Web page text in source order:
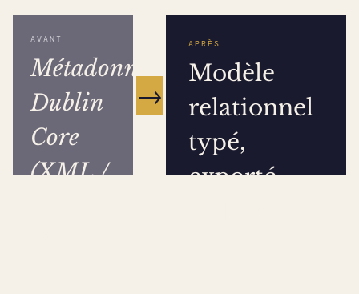
AVANT
Métadonnées
Dublin
Core
(XML /
→
APRÈS
Modèle
relationnel
typé,
exporté